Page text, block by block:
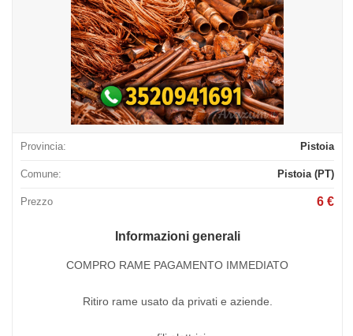
Provincia: Pistoia
Comune: Pistoia (PT)
Prezzo 6 €
Informazioni generali
COMPRO RAME PAGAMENTO IMMEDIATO
Ritiro rame usato da privati e aziende.